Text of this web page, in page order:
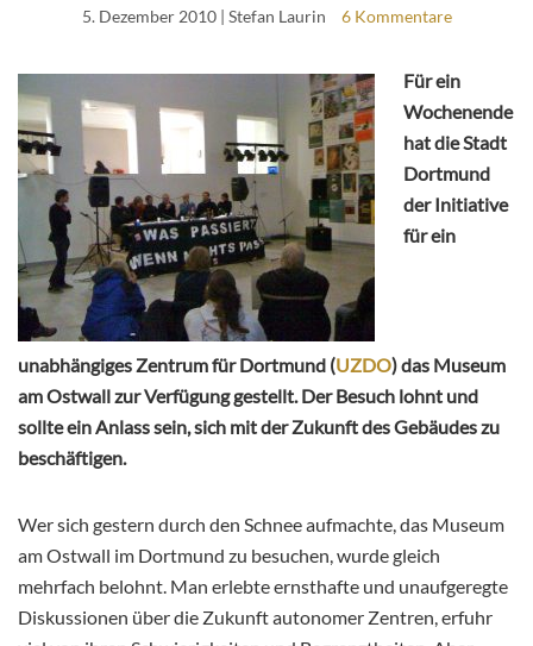
5. Dezember 2010| Stefan Laurin 6 Kommentare
Für ein
Wochenende
hat die Stadt
Dortmund
der Initiative
für ein
unabhängiges Zentrum für Dortmund (UZDO) das Museum
am Ostwall zur Verfügung gestellt. Der Besuch lohnt und
sollte ein Anlass sein, sich mit der Zukunft des Gebäudes zu
beschäftigen.
Wer sich gestern durch den Schnee aufmachte, das Museum
am Ostwall im Dortmund zu besuchen, wurde gleich
mehrfach belohnt. Man erlebte ernsthafte und unaufgeregte
Diskussionen über die Zukunft autonomer Zentren, erfuhr